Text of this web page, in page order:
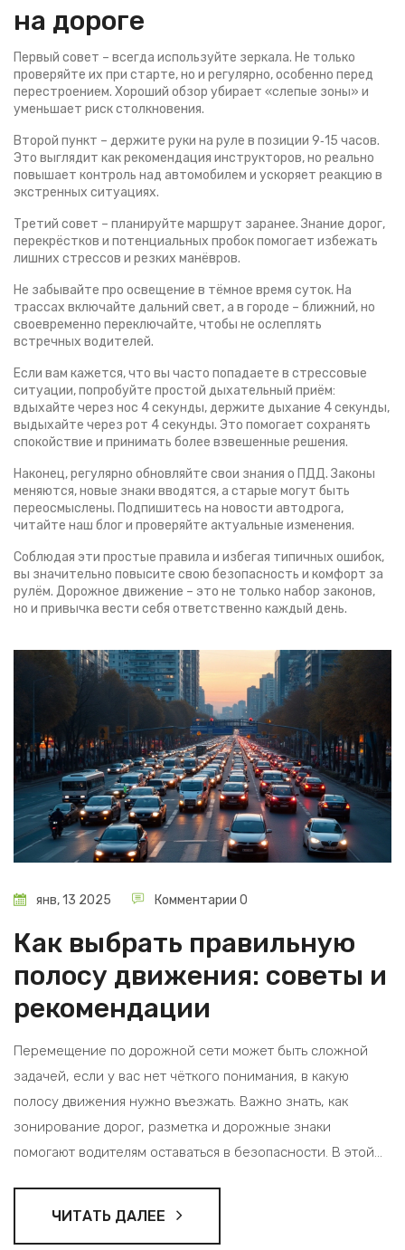
на дороге
Первый совет – всегда используйте зеркала. Не только
проверяйте их при старте, но и регулярно, особенно перед
перестроением. Хороший обзор убирает «слепые зоны» и
уменьшает риск столкновения.
Второй пункт – держите руки на руле в позиции 9‑15 часов.
Это выглядит как рекомендация инструкторов, но реально
повышает контроль над автомобилем и ускоряет реакцию в
экстренных ситуациях.
Третий совет – планируйте маршрут заранее. Знание дорог,
перекрёстков и потенциальных пробок помогает избежать
лишних стрессов и резких манёвров.
Не забывайте про освещение в тёмное время суток. На
трассах включайте дальний свет, а в городе – ближний, но
своевременно переключайте, чтобы не ослеплять
встречных водителей.
Если вам кажется, что вы часто попадаете в стрессовые
ситуации, попробуйте простой дыхательный приём:
вдыхайте через нос 4 секунды, держите дыхание 4 секунды,
выдыхайте через рот 4 секунды. Это помогает сохранять
спокойствие и принимать более взвешенные решения.
Наконец, регулярно обновляйте свои знания о ПДД. Законы
меняются, новые знаки вводятся, а старые могут быть
переосмыслены. Подпишитесь на новости автодрога,
читайте наш блог и проверяйте актуальные изменения.
Соблюдая эти простые правила и избегая типичных ошибок,
вы значительно повысите свою безопасность и комфорт за
рулём. Дорожное движение – это не только набор законов,
но и привычка вести себя ответственно каждый день.
янв, 13 2025 Комментарии 0
Как выбрать правильную
полосу движения: советы и
рекомендации
Перемещение по дорожной сети может быть сложной
задачей, если у вас нет чёткого понимания, в какую
полосу движения нужно въезжать. Важно знать, как
зонирование дорог, разметка и дорожные знаки
помогают водителям оставаться в безопасности. В этой
советы по повышению безопасности на дороге. Знание
ЧИТАТЬ ДАЛЕЕ